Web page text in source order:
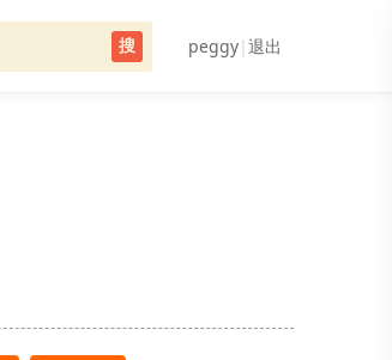
搜 peggy| 退出